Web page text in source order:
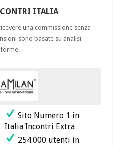
ITALIA
una commissione senza
sono basate su analisi
Sito Numero 1 in
Italia Incontri Extra
254.000 utenti in